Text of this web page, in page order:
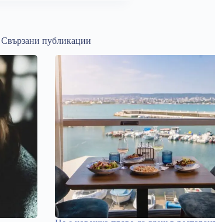
Свързани публикации